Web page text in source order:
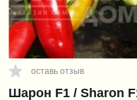
оставь отзыв
Шарон F1 / Sharon